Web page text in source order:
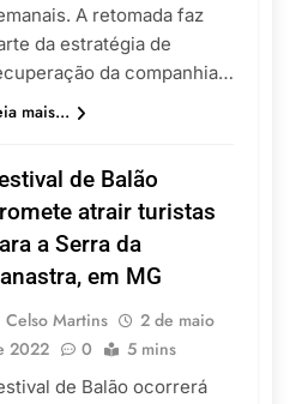
A retomada faz
da estratégia de
da companhia…
mais...
de Balão
atrair turistas
a Serra da
em MG
Celso Martins
2 de maio
2022
0 5 mins
de Balão ocorrerá